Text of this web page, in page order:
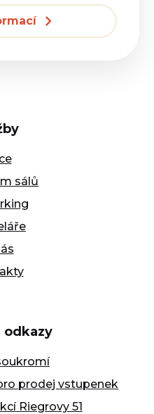
sálů
odkazy
prodej vstupenek
Riegrovy 51